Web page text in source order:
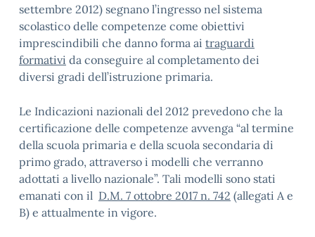
settembre 2012) segnano l’ingresso nel sistema
scolastico delle competenze come obiettivi
imprescindibili che danno forma ai traguardi
formativi da conseguire al completamento dei
diversi gradi dell’istruzione primaria.
Le Indicazioni nazionali del 2012 prevedono che la
certificazione delle competenze avvenga “al termine
della scuola primaria e della scuola secondaria di
primo grado, attraverso i modelli che verranno
adottati a livello nazionale”. Tali modelli sono stati
emanati con il D.M. 7 ottobre 2017 n. 742 (allegati A e
B) e attualmente in vigore.